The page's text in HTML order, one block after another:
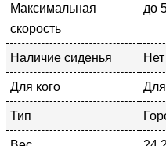
Максимальная
скорость
до
Наличие сиденья Нет
Для кого Для
Тип